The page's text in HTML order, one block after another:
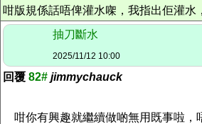
咁版規係話唔俾灌水㗎，我指出佢灌水
抽刀斷水
2025/11/12 10:00
回覆 82# jimmychauck
咁你有興趣就繼續做啲無用既事啦，